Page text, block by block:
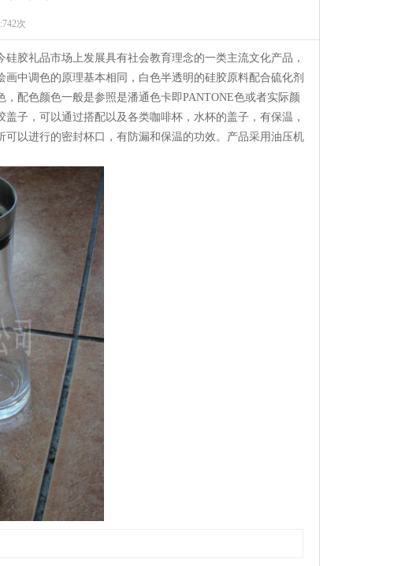
次
胶礼品市场上发展具有社会教育理念的一类主流文化产品，
中调色的原理基本相同，白色半透明的硅胶原料配合硫化剂
配色颜色一般是参照是潘通色卡即PANTONE色或者实际颜
子，可以通过搭配以及各类咖啡杯，水杯的盖子，有保温，
以进行的密封杯口，有防漏和保温的功效。产品采用油压机